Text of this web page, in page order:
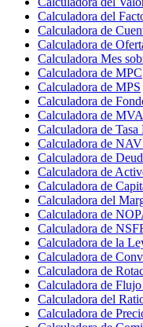
Calculadora del
Calculadora de
Calculadora de
Calculadora Mes
Calculadora de MPC
Calculadora de MPS
Calculadora de
Calculadora de MVA
Calculadora de
Calculadora de
Calculadora de
Calculadora de
Calculadora de
Calculadora del
Calculadora de
Calculadora de
Calculadora de la
Calculadora de
Calculadora de
Calculadora de
Calculadora del
Calculadora de